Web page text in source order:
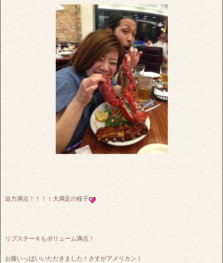
迫力満点！！！！大満足の様子
リブステーキもボリューム満点！
お腹いっぱいいただきました！さすがアメリカン！